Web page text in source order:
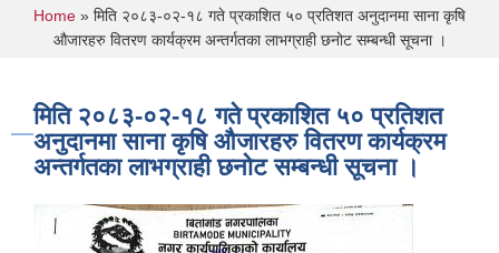
You are here
Home » मिति २०८३-०२-१८ गते प्रकाशित ५० प्रतिशत अनुदानमा साना कृषि
औजारहरु वितरण कार्यक्रम अन्तर्गतका लाभग्राही छनोट सम्बन्धी सूचना ।
मिति २०८३-०२-१८ गते प्रकाशित ५० प्रतिशत
अनुदानमा साना कृषि औजारहरु वितरण कार्यक्रम
अन्तर्गतका लाभग्राही छनोट सम्बन्धी सूचना ।